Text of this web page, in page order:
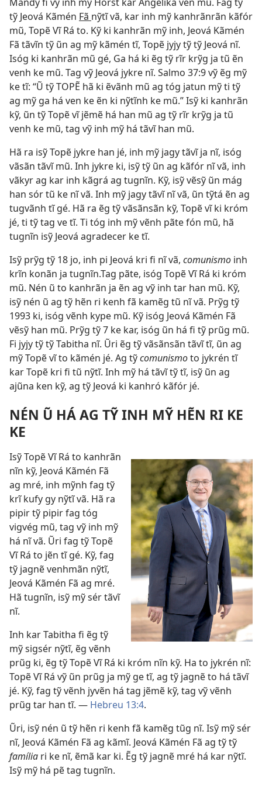
tỹ Jeová Kãmén Fã nỹtĩ vã, kar inh mỹ kanhrãnrãn kãfór
mũ, Topẽ Vĩ Rá to. Kỹ ki kanhrãn mỹ inh, Jeová Kãmén
Fã tãvĩn tỹ ũn ag mỹ kãmén tĩ, Topẽ jyjy tỹ tỹ Jeová nĩ.
Isóg ki kanhrãn mũ gé, Ga há ki ẽg tỹ rĩr krỹg ja tũ ẽn
venh ke mũ. Tag vỹ Jeová jykre nĩ. Salmo 37:9vỹ ẽg mỹ
ke tĩ: “Ũ tỹ TOPẼ hã ki ẽvãnh mũ ag tóg jatun mỹ ti tỹ
ag mỹ ga há ven ke ẽn ki nỹtĩnh ke mũ.” Isỹ ki kanhrãn
kỹ, ũn tỹ Topẽ vĩ jẽmẽ há han mũ ag tỹ rĩr krỹg ja tũ
venh ke mũ, tag vỹ inh mỹ há tãvĩ han mũ.
Hã ra isỹ Topẽ jykre han jé, inh mỹ jagy tãvĩ ja nĩ, isóg
vãsãn tãvĩ mũ. Inh jykre ki, isỹ tỹ ũn ag kãfór nĩ vã, inh
vãkyr ag kar inh kãgrá ag tugnĩn. Kỹ, isỹ vẽsỹ ũn mág
han sór tũ ke nĩ vã. Inh mỹ jagy tãvĩ nĩ vã, ũn tỹtá ẽn ag
tugvãnh tĩ gé. Hã ra ẽg tỹ vãsãnsãn kỹ, Topẽ vĩ ki króm
jé, ti tỹ tag ve tĩ. Ti tóg inh mỹ vẽnh pãte fón mũ, hã
tugnĩn isỹ Jeová agradecer ke tĩ.
Isỹ prỹg tỹ 18 jo, inh pi Jeová kri fi nĩ vã, comunismo inh
krĩn konãn ja tugnĩn.Tag pãte, isóg Topẽ Vĩ Rá ki króm
mũ. Nén ũ to kanhrãn ja ẽn ag vỹ inh tar han mũ. Kỹ,
isỹ nén ũ ag tỹ hẽn ri kenh fã kamẽg tũ nĩ vã. Prỹg tỹ
1993 ki, isóg vẽnh kype mũ. Kỹ isóg Jeová Kãmén Fã
vẽsỹ han mũ. Prỹg tỹ 7 ke kar, isóg ũn há fi tỹ prũg mũ.
Fi jyjy tỹ tỹ Tabitha nĩ. Ũri ẽg tỹ vãsãnsãn tãvĩ tĩ, ũn ag
mỹ Topẽ vĩ to kãmén jé. Ag tỹcomunismoto jykrén tĩ
kar Topẽ kri fi tũ nỹtĩ. Inh mỹ há tãvĩ tỹ tĩ, isỹ ũn ag
ajũna ken kỹ, ag tỹ Jeová ki kanhró kãfór jé.
NÉN Ũ HÁ AG TỸ INH MỸ HẼN RI KE
KE
Isỹ Topẽ Vĩ Rá to kanhrãn
nĩn kỹ, Jeová Kãmén Fã
ag mré, inh mỹnh fag tỹ
krĩ kufy gy nỹtĩ vã. Hã ra
pipir tỹ pipir fag tóg
vigvég mũ, tag vỹ inh mỹ
há nĩ vã. Ũri fag tỹ Topẽ
Vĩ Rá to jẽn tĩ gé. Kỹ, fag
tỹ jagnẽ venhmãn nỹtĩ,
Jeová Kãmén Fã ag mré.
Hã tugnĩn, isỹ mỹ sér tãvĩ
nĩ.
Inh kar Tabitha fi ẽg tỹ
mỹ sigsér nỹtĩ, ẽg vẽnh
prũg ki, ẽg tỹ Topẽ Vĩ Rá ki króm nĩn kỹ. Ha to jykrén nĩ:
Topẽ Vĩ Rá vỹ ũn prũg ja mỹ ge tĩ, ag tỹ jagnẽ to há tãvĩ
jé. Kỹ, fag tỹ vẽnh jyvẽn há tag jẽmẽ kỹ, tag vỹ vẽnh
prũg tar han tĩ.​ — Hebreu 13:4.
Ũri, isỹ nén ũ tỹ hẽn ri kenh fã kamẽg tũg nĩ. Isỹ mỹ sér
nĩ, Jeová Kãmén Fã ag kãmĩ. Jeová Kãmén Fã ag tỹ tỹ
família ri ke nĩ, ẽmã kar ki. Ẽg tỹ jagnẽ mré há kar nỹtĩ.
Isỹ mỹ há pẽ tag tugnĩn.